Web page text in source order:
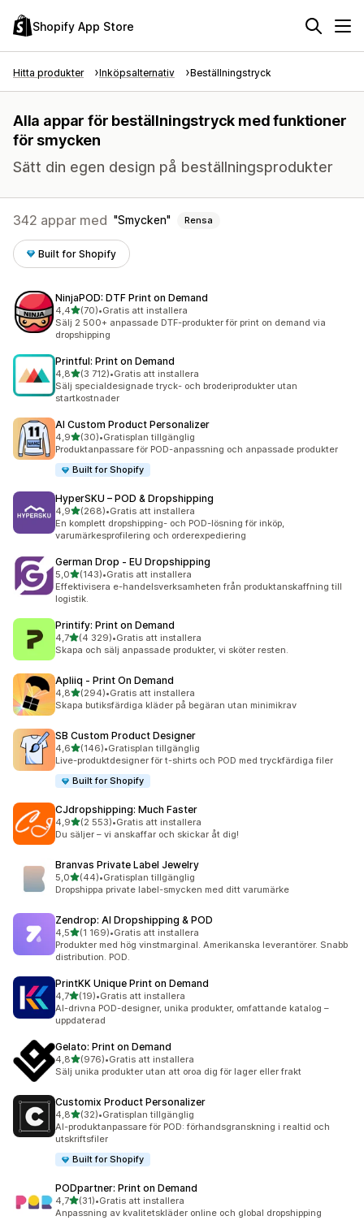
Shopify App Store
Hitta produkter Inköpsalternativ Beställningstryck
Alla appar för beställningstryck med funktioner
för smycken
Sätt din egen design på beställningsprodukter
342 appar med Smycken Rensa
Built for Shopify
NinjaPOD: DTF Print on Demand
4,4av 5 stjärnor
(70)
70 recensioner totalt
•Gratis att installera
Sälj 2 500+ anpassade DTF-produkter för print on demand via
dropshipping
Printful: Print on Demand
4,8av 5 stjärnor
(3 712)
3712 recensioner totalt
•Gratis att installera
Sälj specialdesignade tryck- och broderiprodukter utan
startkostnader
AI Custom Product Personalizer
4,9av 5 stjärnor
(30)
30 recensioner totalt
•Gratisplan tillgänglig
Produktanpassare för POD-anpassning och anpassade produkter
Built for Shopify
HyperSKU – POD & Dropshipping
4,9av 5 stjärnor
(268)
268 recensioner totalt
•Gratis att installera
En komplett dropshipping- och POD-lösning för inköp,
varumärkesprofilering och orderexpediering
German Drop ‑ EU Dropshipping
5,0av 5 stjärnor
(143)
143 recensioner totalt
•Gratis att installera
Effektivisera e-handelsverksamheten från produktanskaffning till
logistik.
Printify: Print on Demand
4,7av 5 stjärnor
(4 329)
4329 recensioner totalt
•Gratis att installera
Skapa och sälj anpassade produkter, vi sköter resten.
Apliiq ‑ Print On Demand
4,8av 5 stjärnor
(294)
294 recensioner totalt
•Gratis att installera
Skapa butiksfärdiga kläder på begäran utan minimikrav
SB Custom Product Designer
4,6av 5 stjärnor
(146)
146 recensioner totalt
•Gratisplan tillgänglig
Live-produktdesigner för t-shirts och POD med tryckfärdiga filer
Built for Shopify
CJdropshipping: Much Faster
4,9av 5 stjärnor
(2 553)
2553 recensioner totalt
•Gratis att installera
Du säljer – vi anskaffar och skickar åt dig!
Branvas Private Label Jewelry
5,0av 5 stjärnor
(44)
44 recensioner totalt
•Gratisplan tillgänglig
Dropshippa private label-smycken med ditt varumärke
Zendrop: AI Dropshipping & POD
4,5av 5 stjärnor
(1 169)
1169 recensioner totalt
•Gratis att installera
Produkter med hög vinstmarginal. Amerikanska leverantörer. Snabb
distribution. POD.
PrintKK Unique Print on Demand
4,7av 5 stjärnor
(19)
19 recensioner totalt
•Gratis att installera
AI-drivna POD-designer, unika produkter, omfattande katalog –
uppdaterad
Gelato: Print on Demand
4,8av 5 stjärnor
(976)
976 recensioner totalt
•Gratis att installera
Sälj unika produkter utan att oroa dig för lager eller frakt
Customix Product Personalizer
4,8av 5 stjärnor
(32)
32 recensioner totalt
•Gratisplan tillgänglig
AI-produktanpassare för POD: förhandsgranskning i realtid och
utskriftsfiler
Built for Shopify
PODpartner: Print on Demand
4,7av 5 stjärnor
(31)
31 recensioner totalt
•Gratis att installera
Anpassning av kvalitetskläder online och global dropshipping